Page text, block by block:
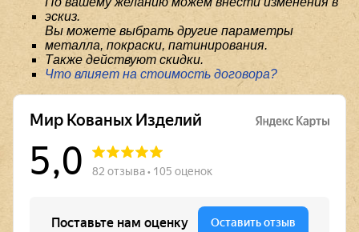
эскиз.
Вы можете выбрать другие параметры
металла, покраски, патинирования.
Также действуют скидки.
Что влияет на стоимость договора?